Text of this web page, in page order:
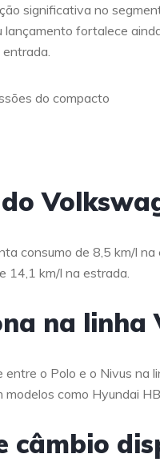
significativa no
fortalece
consumo de 8,5 km/l
14,1 km/l na estrada.
na linha
o Polo e o Nivus na
como Hyundai
câmbio